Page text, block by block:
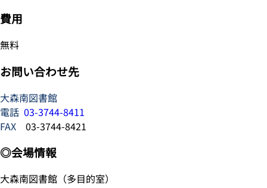
費用
無料
お問い合わせ先
大森南図書館
電話 03-3744-8411
FAX 03-3744-8421
◎会場情報
大森南図書館（多目的室）